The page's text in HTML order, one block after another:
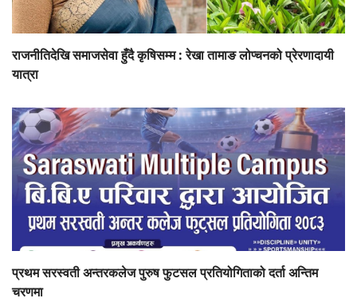
राजनीतिदेखि समाजसेवा हुँदै कृषिसम्म : रेखा तामाङ लोप्चनको प्रेरणादायी
यात्रा
प्रथम सरस्वती अन्तरकलेज पुरुष फुटसल प्रतियोगिताको दर्ता अन्तिम
चरणमा